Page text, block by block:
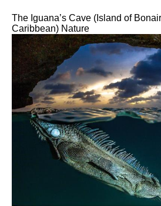
The Iguana’s Cave (Island of
Caribbean) Nature